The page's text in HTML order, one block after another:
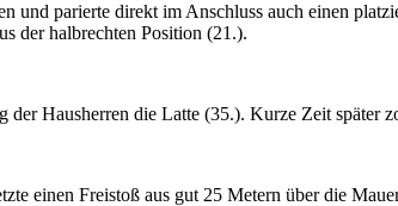
und parierte direkt im Anschluss auch einen
der halbrechten Position (21.).
Hausherren die Latte (35.). Kurze Zeit später
einen Freistoß aus gut 25 Metern über die